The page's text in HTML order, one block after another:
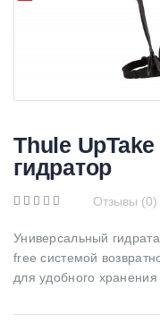
Thule
гидратор
Отзывы (0)
Универсальный
free системой
для удобного